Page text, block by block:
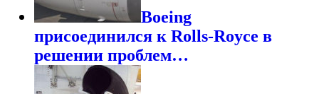
Boeing
присоединился к Rolls-Royce в
решении проблем…